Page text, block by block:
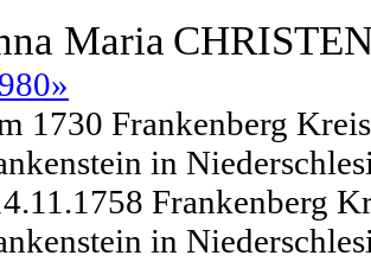
Maria
1730 Frankenberg Kreis
in
Frankenberg
in